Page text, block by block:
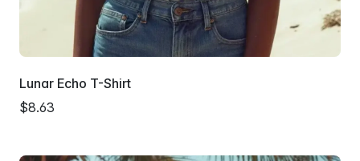
Lunar Echo T-Shirt
$8.63